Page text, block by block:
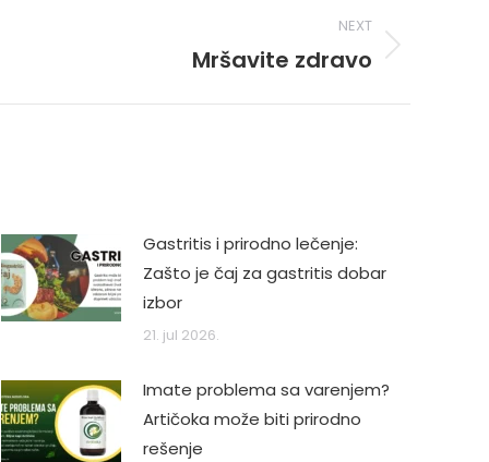
NEXT
Mršavite zdravo
Gastritis i prirodno lečenje:
Zašto je čaj za gastritis dobar
izbor
21. jul 2026.
Imate problema sa varenjem?
Artičoka može biti prirodno
rešenje